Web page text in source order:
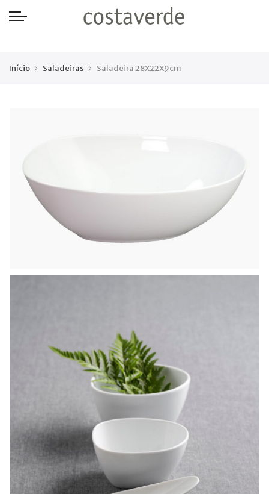
Início Saladeiras Saladeira 28X22X9cm